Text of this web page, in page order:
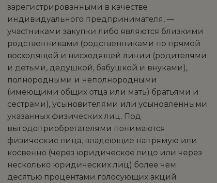
зарегистрированными в качестве
индивидуального предпринимателя, —
участниками закупки либо являются близкими
родственниками (родственниками по прямой
восходящей и нисходящей линии (родителями
и детьми, дедушкой, бабушкой и внуками),
полнородными и неполнородными
(имеющими общих отца или мать) братьями и
сестрами), усыновителями или усыновленными
указанных физических лиц. Под
выгодоприобретателями понимаются
физические лица, владеющие напрямую или
косвенно (через юридическое лицо или через
несколько юридических лиц) более чем
десятью процентами голосующих акций